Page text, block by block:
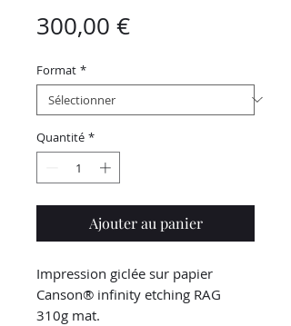
300,00 €Prix
Format *
Quantité *
Ajouter au panier
Impression giclée sur papier
Canson® infinity etching RAG
310g mat.